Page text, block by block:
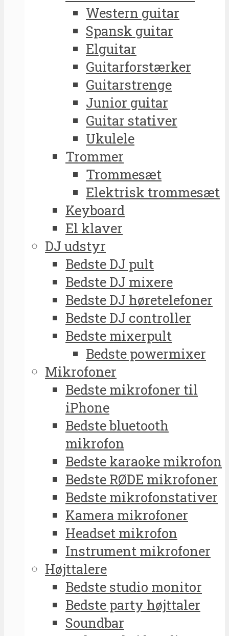
Western guitar
Spansk guitar
Elguitar
Guitarforstærker
Guitarstrenge
Junior guitar
Guitar stativer
Ukulele
Trommer
Trommesæt
Elektrisk trommesæt
Keyboard
El klaver
DJ udstyr
Bedste DJ pult
Bedste DJ mixere
Bedste DJ høretelefoner
Bedste DJ controller
Bedste mixerpult
Bedste powermixer
Mikrofoner
Bedste mikrofoner til
iPhone
Bedste bluetooth
mikrofon
Bedste karaoke mikrofon
Bedste RØDE mikrofoner
Bedste mikrofonstativer
Kamera mikrofoner
Headset mikrofon
Instrument mikrofoner
Højttalere
Bedste studio monitor
Bedste party højttaler
Soundbar